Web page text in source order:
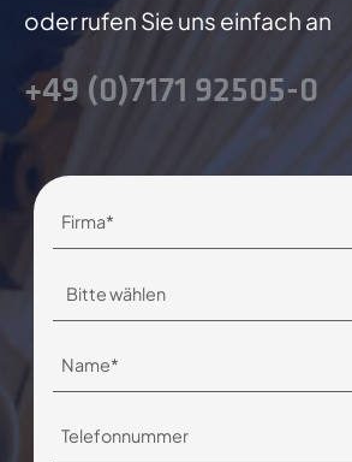
oder rufen Sie uns einfach an
+49 (0)7171 92505-0